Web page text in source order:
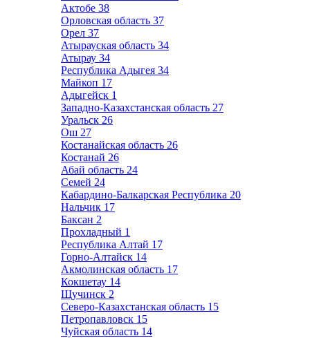
Актобе 38
Орловская область 37
Орел 37
Атырауская область 34
Атырау 34
Республика Адыгея 34
Майкоп 17
Адыгейск 1
Западно-Казахстанская область 27
Уральск 26
Ош 27
Костанайская область 26
Костанай 26
Абай область 24
Семей 24
Кабардино-Балкарская Республика 20
Нальчик 17
Баксан 2
Прохладный 1
Республика Алтай 17
Горно-Алтайск 14
Акмолинская область 17
Кокшетау 14
Щучинск 2
Северо-Казахстанская область 15
Петропавловск 15
Чуйская область 14